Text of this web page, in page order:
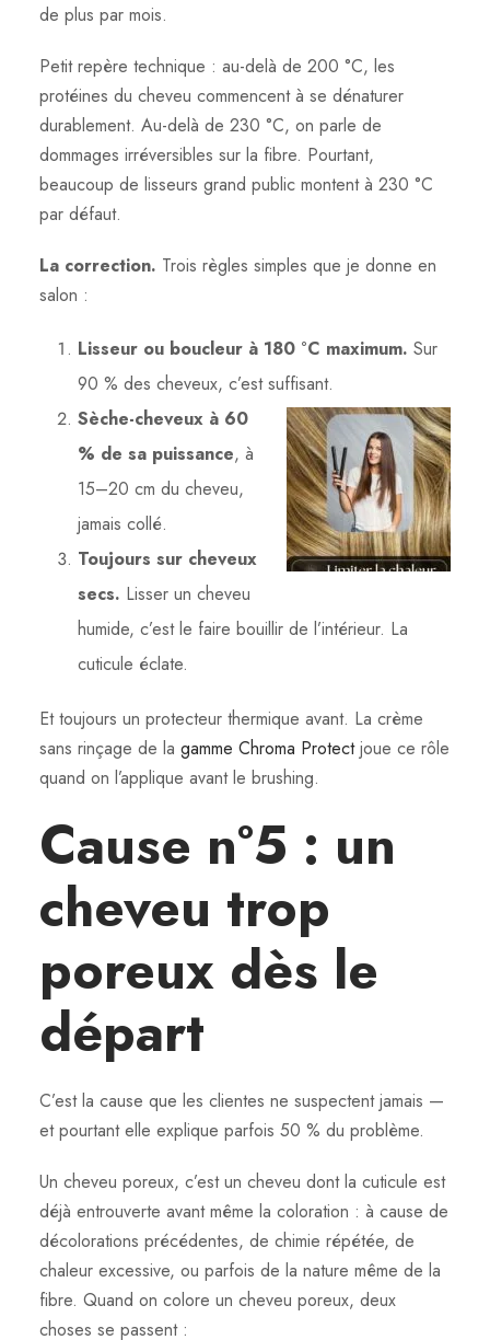
de plus par mois.
Petit repère technique : au-delà de 200 °C, les
protéines du cheveu commencent à se dénaturer
durablement. Au-delà de 230 °C, on parle de
dommages irréversibles sur la fibre. Pourtant,
beaucoup de lisseurs grand public montent à 230 °C
par défaut.
La correction. Trois règles simples que je donne en
salon :
Lisseur ou boucleur à 180 °C maximum. Sur
90 % des cheveux, c’est suffisant.
Sèche-cheveux à 60
% de sa puissance, à
15–20 cm du cheveu,
jamais collé.
Toujours sur cheveux
secs. Lisser un cheveu
humide, c’est le faire bouillir de l’intérieur. La
cuticule éclate.
Et toujours un protecteur thermique avant. La crème
sans rinçage de la gamme Chroma Protectjoue ce rôle
quand on l’applique avant le brushing.
Cause n°5 : un
cheveu trop
poreux dès le
départ
C’est la cause que les clientes ne suspectent jamais —
et pourtant elle explique parfois 50 % du problème.
Un cheveu poreux, c’est un cheveu dont la cuticule est
déjà entrouverte avant même la coloration : à cause de
décolorations précédentes, de chimie répétée, de
chaleur excessive, ou parfois de la nature même de la
fibre. Quand on colore un cheveu poreux, deux
choses se passent :